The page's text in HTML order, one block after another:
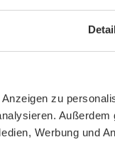
zu
Werbung und